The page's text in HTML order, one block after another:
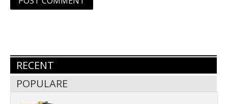
RECENT
POPULARE